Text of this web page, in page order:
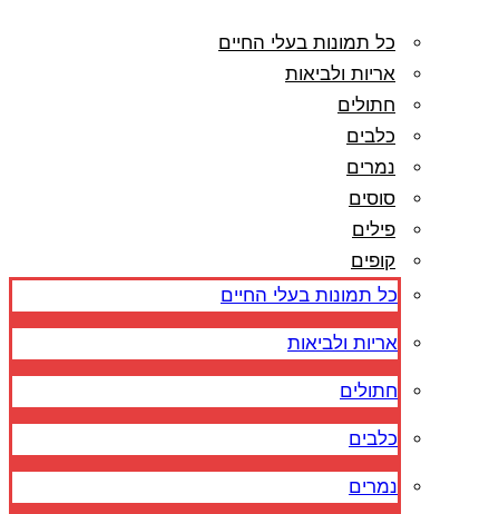
כל תמונות בעלי החיים
אריות ולביאות
חתולים
כלבים
נמרים
סוסים
פילים
קופים
כל תמונות בעלי החיים
אריות ולביאות
חתולים
כלבים
נמרים